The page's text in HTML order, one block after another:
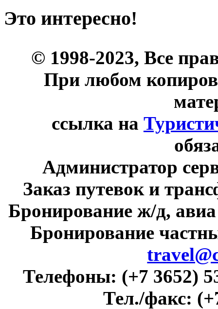
Это интересно!
© 1998-2023, Все
При любом
ссылка на
Администратор
Заказ путевок и
Бронирование ж/д,
Бронирование
Телефоны: (+7 3652)
Тел./факс: